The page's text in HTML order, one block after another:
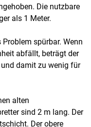
Die nutzbare
als 1 Meter.
spürbar. Wenn
abfällt, beträgt der
damit zu wenig für
alten
sind 2 m lang. Der
Der obere